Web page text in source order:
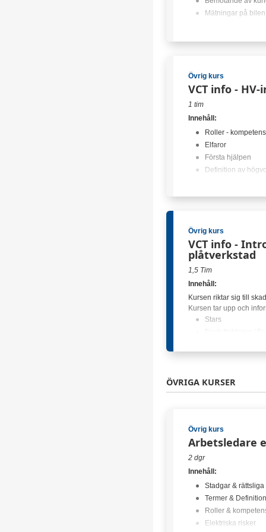
Mätningar på bilen
VCT - PTS
Inga lediga platser
Övrig kurs
VCT info -
1 tim
Innehåll:
Roller -
Elfaror
Första hjälpen
Definition av
Övrig kurs
VCT info -
plåtverkstad
1,5 Tim
Innehåll:
Kursen riktar sig till
Kursen tar upp och
Stars
Ford PTS
Ford Microcat EPC
2026-08-31
(52 lediga platser)
ÖVRIGA KURSER
Övrig kurs
Arbetsledare
2 dgr
Innehåll:
Stadgar &
Termer &
Roller &
Elektriska risker